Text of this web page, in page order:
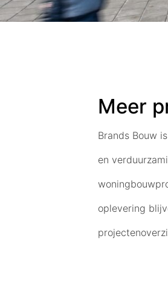
Meer
Brands Bouw
en
oplevering